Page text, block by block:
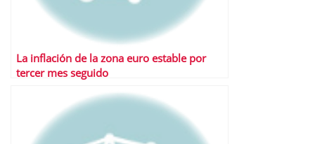
La inflación de la zona euro estable por
tercer mes seguido